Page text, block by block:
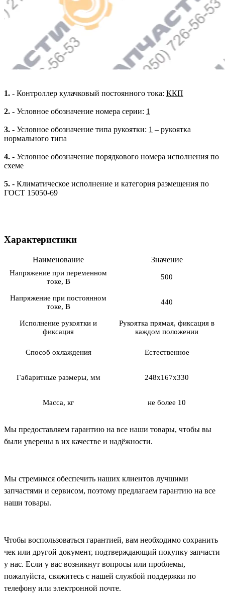
1. - Контроллер кулачковый постоянного тока: ККП
2. - Условное обозначение номера серии: 1
3. - Условное обозначение типа рукоятки: 1 – рукоятка
нормального типа
4. - Условное обозначение порядкового номера исполнения по
схеме
5. - Климатическое исполнение и категория размещения по
ГОСТ 15050-69
Характеристики
Наименование Значение
Напряжение при переменном
токе, В
500
Напряжение при постоянном
токе, В
440
Исполнение рукоятки и
фиксация
Рукоятка прямая, фиксация в
каждом положении
Способ охлаждения Естественное
Габаритные размеры, мм 248х167х330
Масса, кг не более 10
Мы предоставляем гарантию на все наши товары, чтобы вы
были уверены в их качестве и надёжности.
Мы стремимся обеспечить наших клиентов лучшими
запчастями и сервисом, поэтому предлагаем гарантию на все
наши товары.
Чтобы воспользоваться гарантией, вам необходимо сохранить
чек или другой документ, подтверждающий покупку запчасти
у нас. Если у вас возникнут вопросы или проблемы,
пожалуйста, свяжитесь с нашей службой поддержки по
телефону или электронной почте.